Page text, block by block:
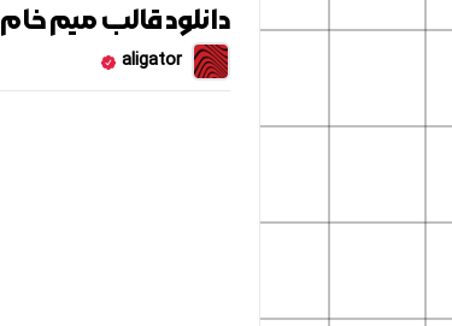
دانلود قالب میم خام Quentin Tarantino Walking Around
aligator